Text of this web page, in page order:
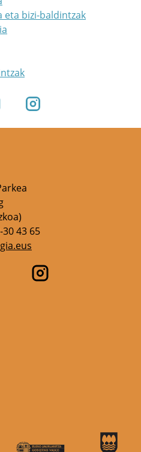
eta bizi-baldintzak
30 43 65